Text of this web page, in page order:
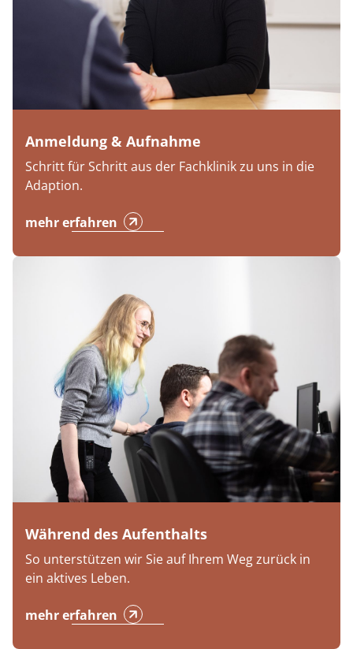
Anmeldung & Aufnahme
Schritt für Schritt aus der Fachklinik zu uns in die
Adaption.
mehr erfahren
Während des Aufenthalts
So unterstützen wir Sie auf Ihrem Weg zurück in
ein aktives Leben.
mehr erfahren